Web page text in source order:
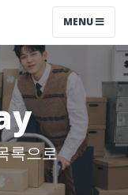
MENU
록으로